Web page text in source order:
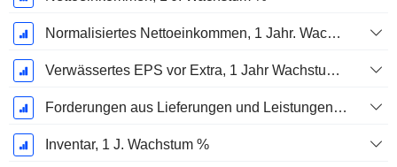
Normalisiertes Nettoeinkommen, 1 Jahr. Wachstums %
Verwässertes EPS vor Extra, 1 Jahr Wachstumsrate %
Forderungen aus Lieferungen und Leistungen, 1 Jahr Wachstum %
Inventar, 1 J. Wachstum %